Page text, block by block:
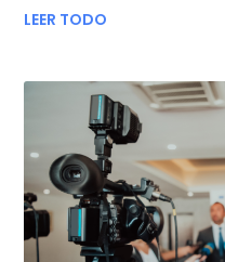
LEER TODO